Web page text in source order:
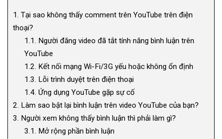
1. Tại sao không thấy comment trên YouTube trên điện
thoại?
1.1. Người đăng video đã tắt tính năng bình luận trên
YouTube
1.2. Kết nối mạng Wi-Fi/3G yếu hoặc không ổn định
1.3. Lỗi trình duyệt trên điện thoại
1.4. Ứng dụng YouTube gặp sự cố
2. Làm sao bật lại bình luận trên video YouTube của bạn?
3. Người xem không thấy bình luận thì phải làm gì?
3.1. Mở rộng phần bình luận